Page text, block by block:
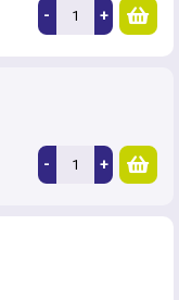
- +
- +